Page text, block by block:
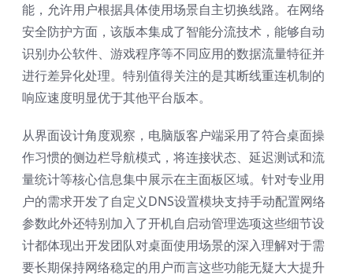
能，允许用户根据具体使用场景自主切换线路。在网络
安全防护方面，该版本集成了智能分流技术，能够自动
识别办公软件、游戏程序等不同应用的数据流量特征并
进行差异化处理。特别值得关注的是其断线重连机制的
响应速度明显优于其他平台版本。
从界面设计角度观察，电脑版客户端采用了符合桌面操
作习惯的侧边栏导航模式，将连接状态、延迟测试和流
量统计等核心信息集中展示在主面板区域。针对专业用
户的需求开发了自定义DNS设置模块支持手动配置网络
参数此外还特别加入了开机自启动管理选项这些细节设
计都体现出开发团队对桌面使用场景的深入理解对于需
要长期保持网络稳定的用户而言这些功能无疑大大提升